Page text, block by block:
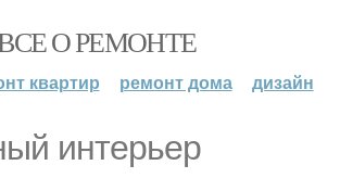
О РЕМОНТЕ
квартир ремонт дома дизайн
интерьер